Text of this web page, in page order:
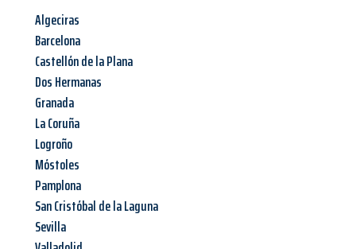
Algeciras
Barcelona
Castellón de la Plana
Dos Hermanas
Granada
La Coruña
Logroño
Móstoles
Pamplona
San Cristóbal de la Laguna
Sevilla